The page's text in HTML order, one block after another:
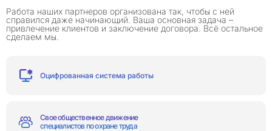
Работа наших партнеров организована так, чтобы с ней
справился даже начинающий. Ваша основная задача –
привлечение клиентов и заключение договора. Всё остальное
сделаем мы.
Оцифрованная система работы
Свое общественное движение
специалистов по охране труда